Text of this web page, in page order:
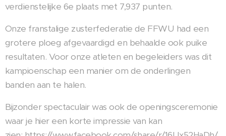
verdienstelijke 6e plaats met 7,937 punten.
Onze franstalige zusterfederatie de FFWU had een
grotere ploeg afgevaardigd en behaalde ook puike
resultaten. Voor onze atleten en begeleiders was dit
kampioenschap een manier om de onderlingen
banden aan te halen.
Bijzonder spectaculair was ook de openingsceremonie
waar je hier een korte impressie van kan